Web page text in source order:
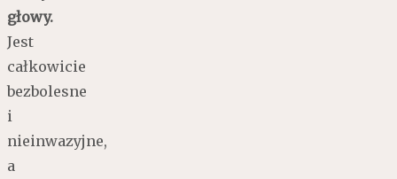
głowy.
Jest
całkowicie
bezbolesne
i
nieinwazyjne,
a